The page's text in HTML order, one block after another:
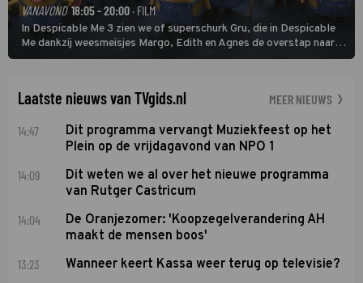
VANAVOND 18:05 - 20:00· FILM
In Despicable Me 3 zien we of superschurk Gru, die in Despicable
Me dankzij weesmeisjes Margo, Edith en Agnes de overstap naar
het rechte pad maakte, ook op dat pad weet te blijven.
Laatste nieuws van TVgids.nl MEER NIEUWS
14:47
Dit programma vervangt Muziekfeest op het
Plein op de vrijdagavond van NPO 1
14:09
Dit weten we al over het nieuwe programma
van Rutger Castricum
14:04
De Oranjezomer: 'Koopzegelverandering AH
maakt de mensen boos'
13:23 Wanneer keert Kassa weer terug op televisie?